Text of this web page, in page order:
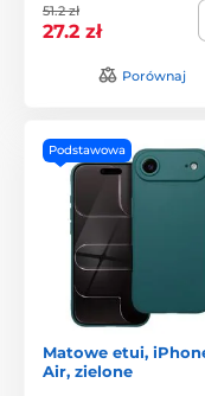
51.2 zł
27.2 zł
Porównaj
Podstawowa
Matowe etui,
Air, zielone